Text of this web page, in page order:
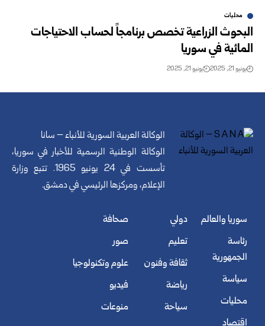
محليات
البحوث الزراعية تخصص برنامجاً لحساب الاحتياجات
المائية في سوريا
يونيو 21, 2025 يونيو 21, 2025
الوكالة العربية السورية للأنباء – سانا
الوكالة الوطنية الرسمية للأخبار في سوريا،
تأسست في 24 يونيو 1965. تتبع وزارة
الإعلام، ومركزها الرئيسي في دمشق.
سوريا والعالم
رئاسة
الجمهورية
سياسة
محليات
اقتصاد
دولي
تعليم
ثقافة وفنون
رياضة
سياحة
صحافة
صور
علوم وتكنولوجيا
فيديو
منوعات